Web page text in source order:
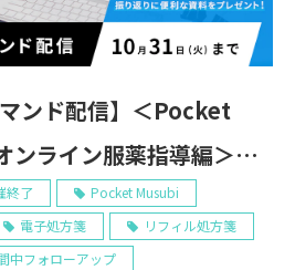
マンド配信】＜Pocket
ライン服薬指導編＞今
ンライン服薬指導の現状
に求められる体制づくり
終了
Pocket Musubi
電子処方箋
リフィル処方箋
中フォローアップ